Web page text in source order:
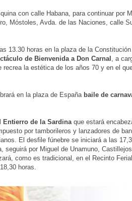
con calle Habana, para continuar por
Móstoles, Avda. de las Naciones, calle
13.30 horas en la plaza de la
de Bienvenida a Don Carnal , a
recrea la estética de los años 70 y en el
en la plaza de España baile de
Entierro de la Sardina que estará
por tamborileros y lanzadores de
El desfile fúnebre se iniciará a las
seguirá por Miguel de Unamuno,
como es tradicional, en el Recinto
horas.